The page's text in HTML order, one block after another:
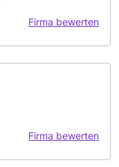
Firma bewerten
Firma bewerten